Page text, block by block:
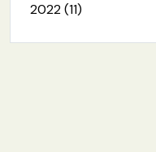
2022 (11)